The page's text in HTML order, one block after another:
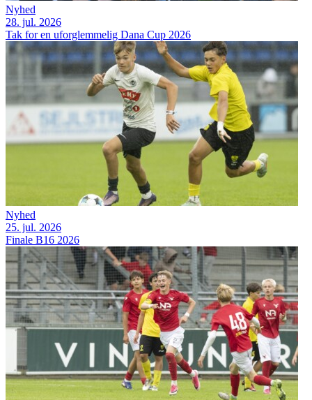
Nyhed
28. jul. 2026
Tak for en uforglemmelig Dana Cup 2026
Nyhed
25. jul. 2026
Finale B16 2026